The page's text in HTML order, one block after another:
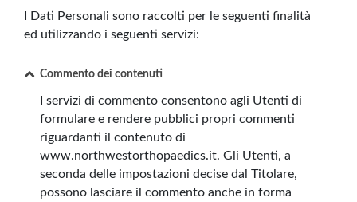
I Dati Personali sono raccolti per le seguenti finalità
ed utilizzando i seguenti servizi:
Commento dei contenuti
I servizi di commento consentono agli Utenti di
formulare e rendere pubblici propri commenti
riguardanti il contenuto di
www.northwestorthopaedics.it. Gli Utenti, a
seconda delle impostazioni decise dal Titolare,
possono lasciare il commento anche in forma